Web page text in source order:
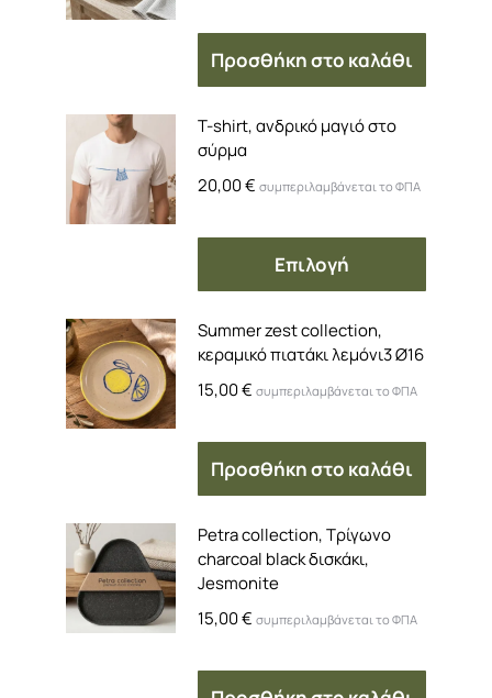
Προσθήκη στο καλάθι
T-shirt, ανδρικό μαγιό στο
σύρμα
20,00€ συμπεριλαμβάνεται το ΦΠΑ
Επιλογή
Summer zest collection,
κεραμικό πιατάκι λεμόνι3 Ø16
15,00€ συμπεριλαμβάνεται το ΦΠΑ
Προσθήκη στο καλάθι
Petra collection, Τρίγωνο
charcoal black δισκάκι,
Jesmonite
15,00€ συμπεριλαμβάνεται το ΦΠΑ